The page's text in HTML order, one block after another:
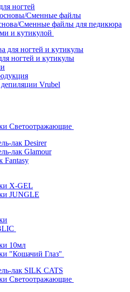
ногтей
Сменные файлы
Сменные файлы для педикюра
и кутикулой
для ногтей и кутикулы
ногтей и кутикулы
Vrubel
Светоотражающие
лак Desirer
лак Glamour
Fantasy
Х-GEL
JUNGLE
10мл
"Кошачий Глаз"
лак SILK CATS
Светоотражающие